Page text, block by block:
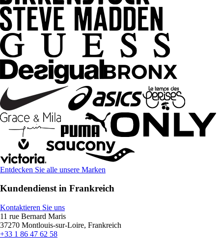
Entdecken Sie alle unsere Marken
Kundendienst in Frankreich
Kontaktieren Sie uns
11 rue Bernard Maris
37270 Montlouis-sur-Loire, Frankreich
+33 1 86 47 62 58